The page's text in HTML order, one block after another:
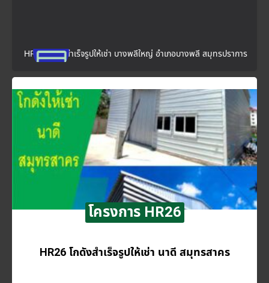
HR25 โกดังสำเร็จรูปให้เช่า บางพลีใหญ่ อำเภอบางพลี สมุทรปราการ
โครงการ HR26
HR26 โกดังสำเร็จรูปให้เช่า นาดี สมุทรสาคร